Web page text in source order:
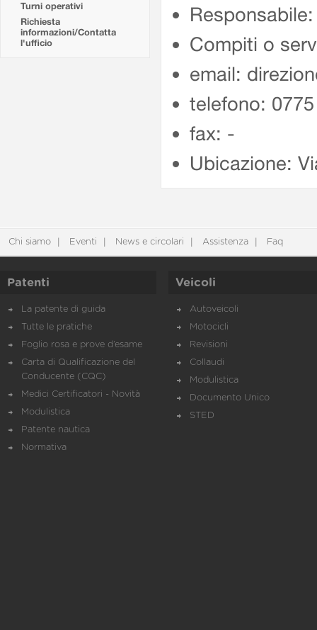
Turni operativi
Richiesta
informazioni/Contatta
l'ufficio
Compiti o
email:
telefono:
fax: -
Ubicazione:
Chi siamo Eventi News e circolari Assistenza Faq
Patenti
La patente di guida
Tutte le pratiche
Foglio rosa e prove d’esame
Carta di Qualificazione del
Conducente (CQC)
Medici Certificatori - Novità
Modulistica
Patente nautica
Normativa
Veicoli
Autoveicoli
Motocicli
Revisioni
Collaudi
Modulistica
Documento Unico
STED